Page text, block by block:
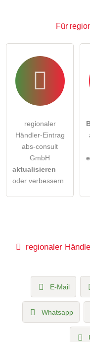
Für
regionaler
Händler-Eintrag
abs-consult
GmbH
aktualisieren
oder verbessern
regionaler
E-Mail
Whatsapp